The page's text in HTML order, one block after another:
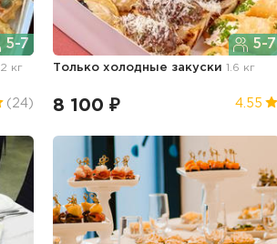
5-7
кг
(24)
5-7
Только холодные закуски1.6 кг
8 100 ₽ 4.55